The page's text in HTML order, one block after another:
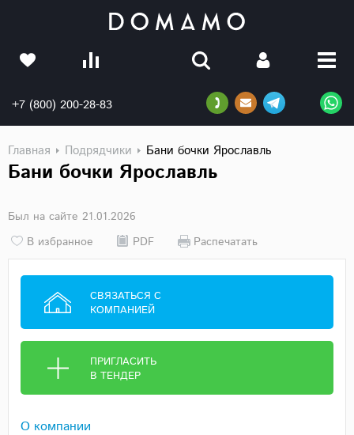
+7 (800) 200-28-83
Главная Подрядчики Бани бочки Ярославль
Бани бочки Ярославль
Был на сайте 21.01.2026
В избранное
PDF Распечатать
СВЯЗАТЬСЯ С
КОМПАНИЕЙ
ПРИГЛАСИТЬ
В ТЕНДЕР
О компании